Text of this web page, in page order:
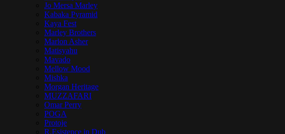
Jo Mersa Marley
Kabaka Pyramid
Kaya Fest
Marley Brothers
Marlon Asher
Matisyahu
Mavado
Mellow Mood
Mishka
Morgan Heritage
MUZZAFARI
Omar Perry
POGA
Protoje
R.Esistence in Dub